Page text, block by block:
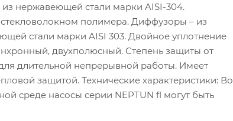
нержавеющей стали марки AISI-304.
полимера. Диффузоры – из
стали марки AISI 303. Двойное уплотнение
двухполюсный. Степень защиты от
длительной непрерывной работы. Имеет
защитой. Технические характеристики: Во
среде насосы серии NEPTUN fl могут быть